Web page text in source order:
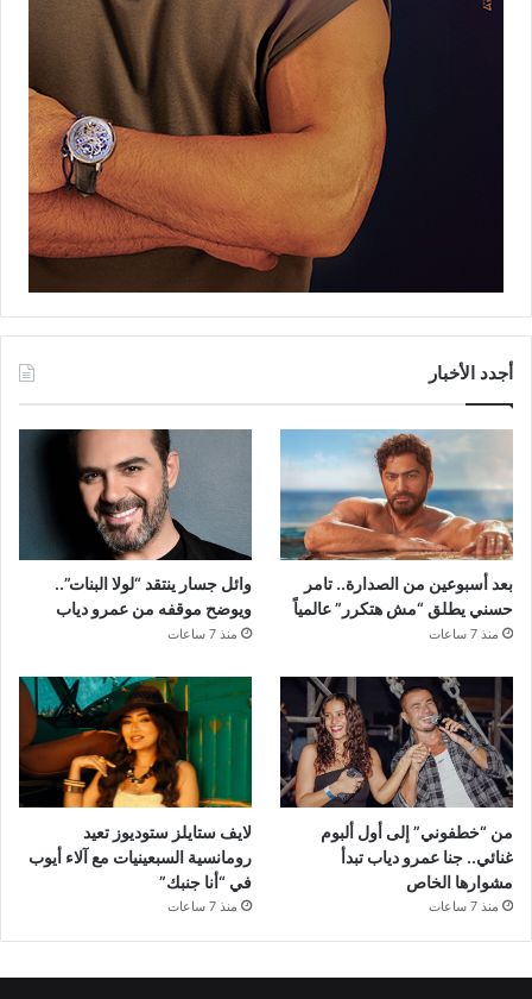
أجدد الأخبار
بعد أسبوعين من الصدارة.. تامر
حسني يطلق “مش هتكرر” عالمياً
منذ 7 ساعات
وائل جسار ينتقد “لولا البنات”..
ويوضح موقفه من عمرو دياب
منذ 7 ساعات
من “خطفوني” إلى أول ألبوم
غنائي.. جنا عمرو دياب تبدأ
مشوارها الخاص
منذ 7 ساعات
لايف ستايلز ستوديوز تعيد
رومانسية السبعينيات مع آلاء أيوب
في “أنا جنبك”
منذ 7 ساعات